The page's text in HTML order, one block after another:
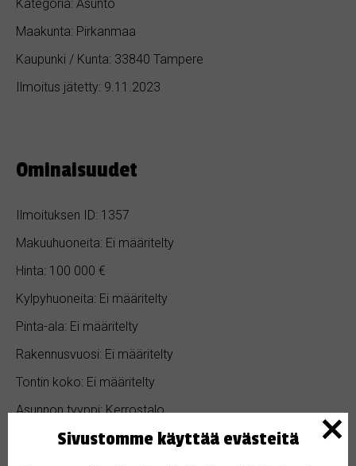
Kategoria: Asunto
Maakunta: Pirkanmaa
Kaupunki / Kunta: 33840 Tampere
Ilmoitus jätetty: 9.11.2023
Ominaisuudet
Ilmoituksen ID: 1357
Makuuhuoneita: Ei määritelty
Hinta: 100 000 €
Kylpyhuoneita: Ei määritelty
Pinta-ala: Ei määritelty
Rakennusvuosi: Ei määritelty
Tontin koko: Ei määritelty
Asunnon tyyppi: Kerrostalo
Huoneita + K: Ei määritelty
Sivustomme käyttää evästeitä